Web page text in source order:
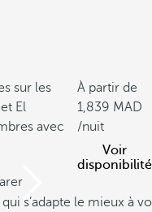
sur les
El
avec
À partir de
1,839
/nuit
Voir
disponibilité
s’adapte le mieux à